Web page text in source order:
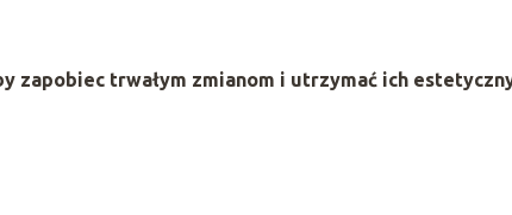
zapobiec trwałym zmianom i utrzymać ich